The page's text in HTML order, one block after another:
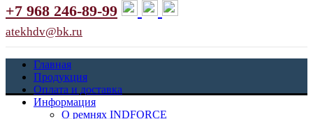
+7 968 246-89-99
atekhdv@bk.ru
Главная
Продукция
Оплата и доставка
Информация
О ремнях INDFORCE